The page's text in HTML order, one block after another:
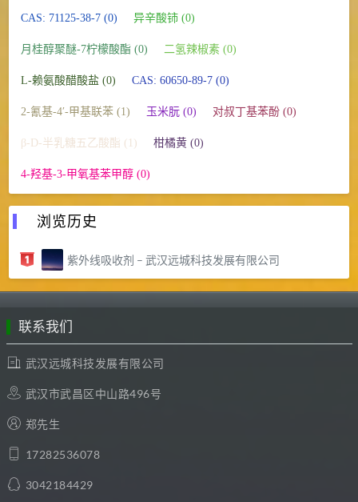
CAS: 71125-38-7 (0) 异辛酸铈 (0)
月桂醇聚醚-7柠檬酸酯 (0) 二氢辣椒素 (0)
L-赖氨酸醋酸盐 (0) CAS: 60650-89-7 (0)
2-氰基-4′-甲基联苯 (1) 玉米朊 (0) 对叔丁基苯酚 (0)
β-D-半乳糖五乙酸酯 (1) 柑橘黄 (0)
4-羟基-3-甲氧基苯甲醇 (0)
浏览历史
紫外线吸收剂 – 武汉远城科技发展有限公司
联系我们
武汉远城科技发展有限公司
武汉市武昌区中山路496号
郑先生
17282536078
3042184429